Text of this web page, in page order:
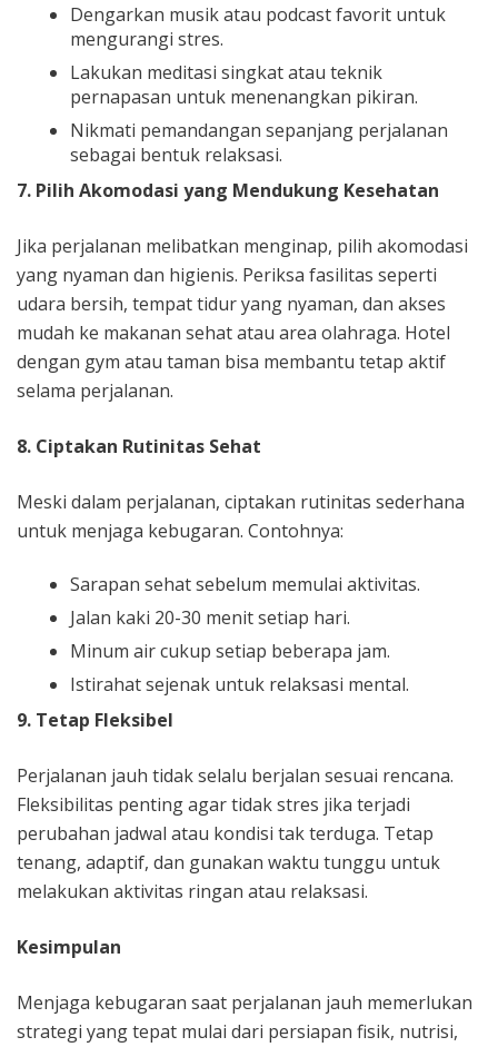
Dengarkan musik atau podcast favorit untuk
mengurangi stres.
Lakukan meditasi singkat atau teknik
pernapasan untuk menenangkan pikiran.
Nikmati pemandangan sepanjang perjalanan
sebagai bentuk relaksasi.
7. Pilih Akomodasi yang Mendukung Kesehatan
Jika perjalanan melibatkan menginap, pilih akomodasi
yang nyaman dan higienis. Periksa fasilitas seperti
udara bersih, tempat tidur yang nyaman, dan akses
mudah ke makanan sehat atau area olahraga. Hotel
dengan gym atau taman bisa membantu tetap aktif
selama perjalanan.
8. Ciptakan Rutinitas Sehat
Meski dalam perjalanan, ciptakan rutinitas sederhana
untuk menjaga kebugaran. Contohnya:
Sarapan sehat sebelum memulai aktivitas.
Jalan kaki 20-30 menit setiap hari.
Minum air cukup setiap beberapa jam.
Istirahat sejenak untuk relaksasi mental.
9. Tetap Fleksibel
Perjalanan jauh tidak selalu berjalan sesuai rencana.
Fleksibilitas penting agar tidak stres jika terjadi
perubahan jadwal atau kondisi tak terduga. Tetap
tenang, adaptif, dan gunakan waktu tunggu untuk
melakukan aktivitas ringan atau relaksasi.
Kesimpulan
Menjaga kebugaran saat perjalanan jauh memerlukan
strategi yang tepat mulai dari persiapan fisik, nutrisi,